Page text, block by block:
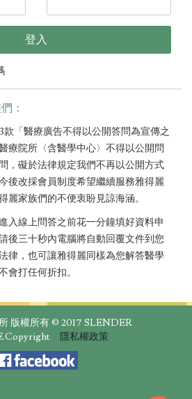
：
款「醫療廣告不得以公開答問為宣傳之
療院所〈含醫學中心〉不得以公開問
，礙於法律規定我們不再以公開方式
後改採會員制度希望繼續服務雅得麗
麗家族們的不便衷盼見諒海涵。
入線上問答之前花一分鐘填好資料申
後三十秒內電腦將自動回覆文件到您
律，也可讓雅得麗同樣為您解答醫學
會打任何折扣。
版權所有 © 2017 SLENDER
隱私權政策